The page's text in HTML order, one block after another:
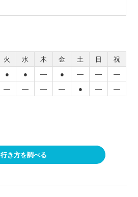
火 水 木 金 土 日
祝
● ● ― ● ― ―
―
― ― ― ― ● ―
―
行き方を調べる